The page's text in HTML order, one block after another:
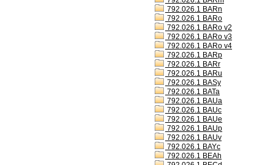
792.026.1 BARn
792.026.1 BARo
792.026.1 BARo v2
792.026.1 BARo v3
792.026.1 BARo v4
792.026.1 BARp
792.026.1 BARr
792.026.1 BARu
792.026.1 BASy
792.026.1 BATa
792.026.1 BAUa
792.026.1 BAUc
792.026.1 BAUe
792.026.1 BAUp
792.026.1 BAUv
792.026.1 BAYc
792.026.1 BEAh